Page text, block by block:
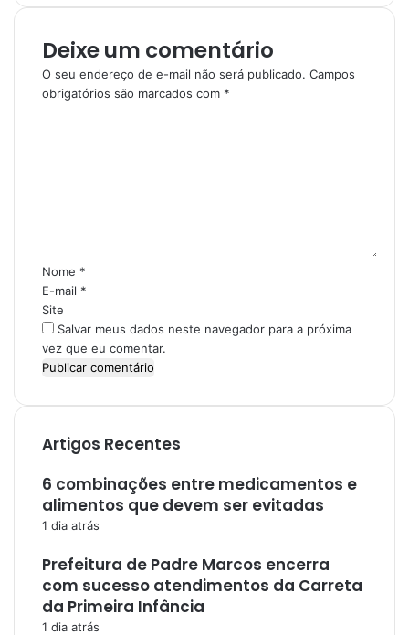
Deixe um comentário
O seu endereço de e-mail não será publicado. Campos
obrigatórios são marcados com *
i
o
*
Nome *
E-mail *
Site
Salvar meus dados neste navegador para a próxima
vez que eu comentar.
Artigos Recentes
6 combinações entre medicamentos e
alimentos que devem ser evitadas
1 dia atrás
Prefeitura de Padre Marcos encerra
com sucesso atendimentos da Carreta
da Primeira Infância
1 dia atrás